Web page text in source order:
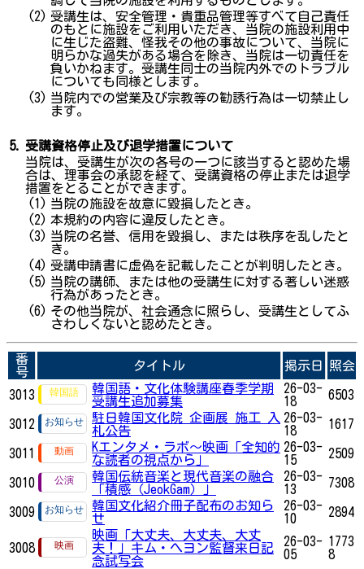
(2) 受講生は、安全管理・貴重品管理等すべて自己責任
のもとに施設をご利用いただき、当院の施設利用中
に生じた盗難、怪我その他の事故について、当院に
明らかな過失がある場合を除き、当院は一切責任を
負いかねます。受講生同士の当院内外でのトラブル
についても同様とします。
(3) 当院内での営業及び宗教等の勧誘行為は一切禁止し
ます。
5. 受講資格停止及び退学措置について
当院は、受講生が次の各号の一つに該当すると認めた場
合は、理事会の承認を経て、受講資格の停止または退学
措置をとることができます。
(1) 当院の施設を故意に毀損したとき。
(2) 本規約の内容に違反したとき。
(3) 当院の名誉、信用を毀損し、または秩序を乱したと
き。
(4) 受講申請書に虚偽を記載したことが判明したとき。
(5) 当院の講師、または他の受講生に対する著しい迷惑
行為があったとき。
(6) その他当院が、社会通念に照らし、受講生としてふ
さわしくないと認めたとき。
番
号
タイトル 掲示日 照会
3013
韓国語・文化体験講座春季学期
受講生追加募集
26-03-
18
6503
3012
駐日韓国文化院 企画展 施工 入
札公告
26-03-
18
1617
3011
Kエンタメ・ラボ～映画「全知的
な読者の視点から」
26-03-
15
2509
3010
韓国伝統音楽と現代音楽の融合
「積感（JeokGam）」
26-03-
13
7308
3009
韓国文化紹介冊子配布のお知ら
せ
26-03-
10
2894
3008
映画「大丈夫、大丈夫、大丈
夫！」キム・へヨン監督来日記
念試写会
26-03-
05
1773
8